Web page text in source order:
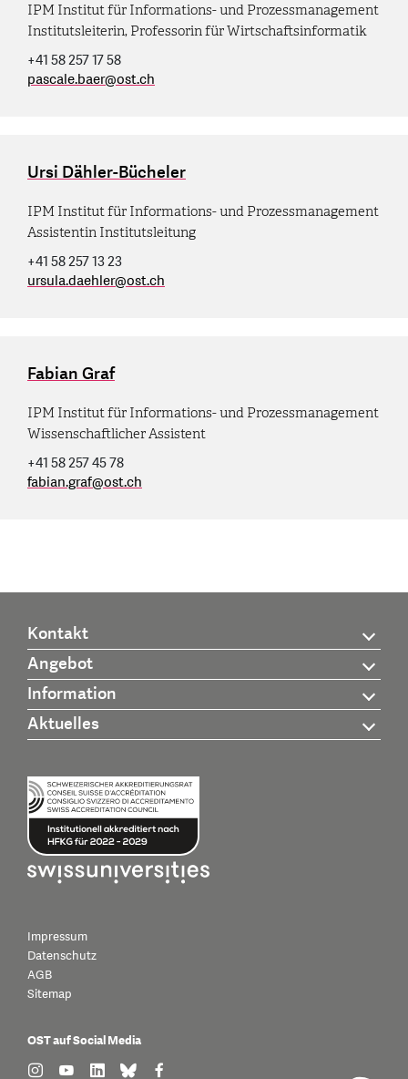
IPM Institut für Informations- und Prozessmanagement
Institutsleiterin, Professorin für Wirtschaftsinformatik
+41 58 257 17 58
pascale.baer@ost.ch
Ursi Dähler-Bücheler
IPM Institut für Informations- und Prozessmanagement
Assistentin Institutsleitung
+41 58 257 13 23
ursula.daehler@ost.ch
Fabian Graf
IPM Institut für Informations- und Prozessmanagement
Wissenschaftlicher Assistent
+41 58 257 45 78
fabian.graf@ost.ch
Kontakt
Angebot
Information
Aktuelles
Impressum
Datenschutz
AGB
Sitemap
OST auf Social Media
find us on: instagram
find us on: youtube
find us on: linkedin
find us on: bluesky
find us on: facebook